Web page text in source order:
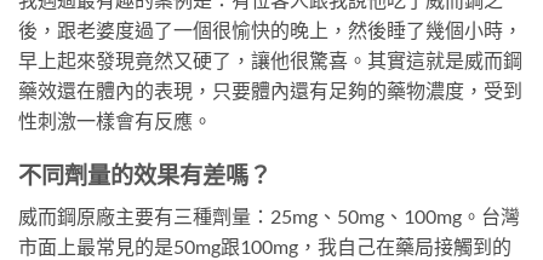
後，跟老婆度過了一個很愉快的晚上，然後睡了幾個小時，
早上起來發現竟然又硬了，讓他很驚喜。其實這就是威而鋼
藥效還在體內的表現，只要體內還有足夠的藥物濃度，受到
性刺激一樣會有反應。
不同劑量的效果有差嗎？
威而鋼原廠主要有三種劑量：25mg、50mg、100mg。台灣
市面上最常見的是50mg跟100mg，我自己在藥局接觸到的